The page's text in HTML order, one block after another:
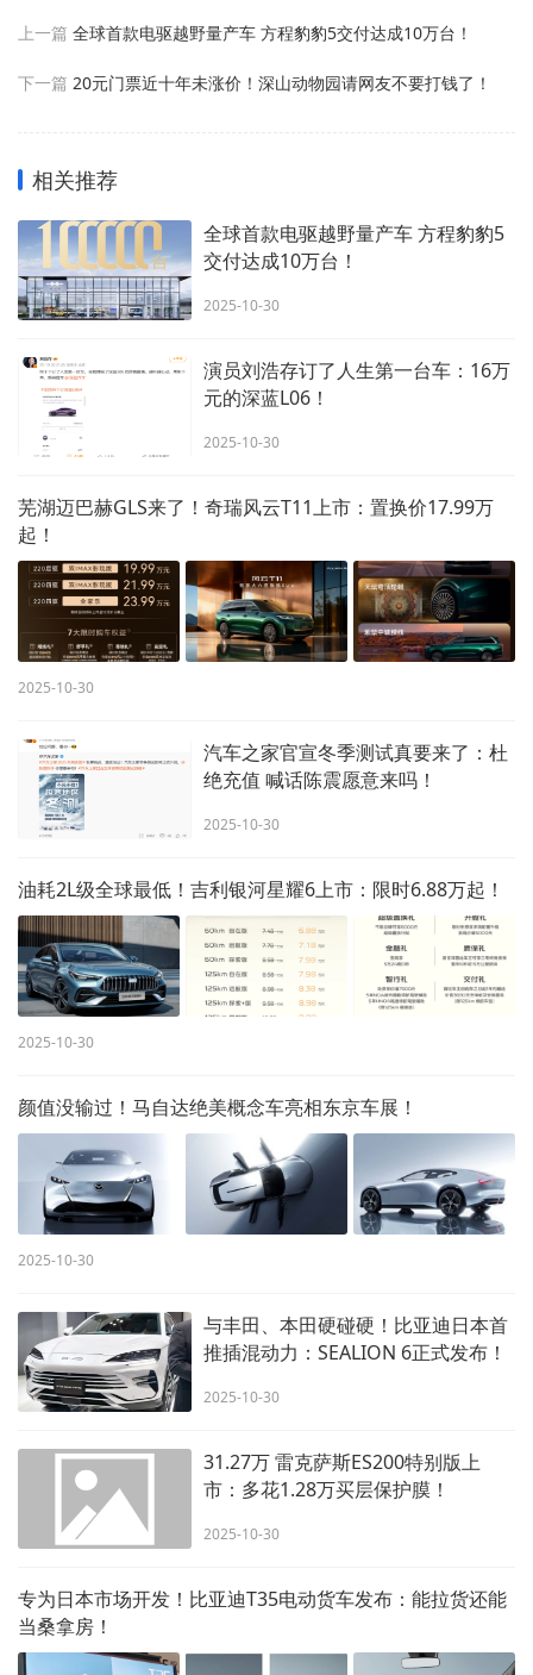
上一篇 全球首款电驱越野量产车 方程豹豹5交付达成10万台！
下一篇 20元门票近十年未涨价！深山动物园请网友不要打钱了！
相关推荐
全球首款电驱越野量产车 方程豹豹5
交付达成10万台！
2025-10-30
演员刘浩存订了人生第一台车：16万
元的深蓝L06！
2025-10-30
芜湖迈巴赫GLS来了！奇瑞风云T11上市：置换价17.99万
起！
2025-10-30
汽车之家官宣冬季测试真要来了：杜
绝充值 喊话陈震愿意来吗！
2025-10-30
油耗2L级全球最低！吉利银河星耀6上市：限时6.88万起！
2025-10-30
颜值没输过！马自达绝美概念车亮相东京车展！
2025-10-30
与丰田、本田硬碰硬！比亚迪日本首
推插混动力：SEALION 6正式发布！
2025-10-30
31.27万 雷克萨斯ES200特别版上
市：多花1.28万买层保护膜！
2025-10-30
专为日本市场开发！比亚迪T35电动货车发布：能拉货还能
当桑拿房！